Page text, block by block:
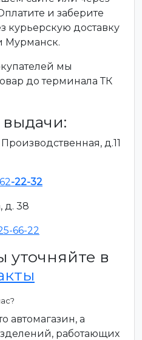
и заберите
курьерскую доставку
Мурманск.
мы
до терминала ТК
д.11
-22-32
д. 38
66-22
уточняйте в
автомагазин, а
работающих